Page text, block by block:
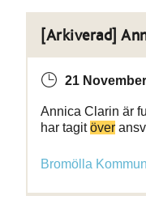
[Arkiverad]
21
Annica Clarin är
har tagitöver
Bromölla Kommun